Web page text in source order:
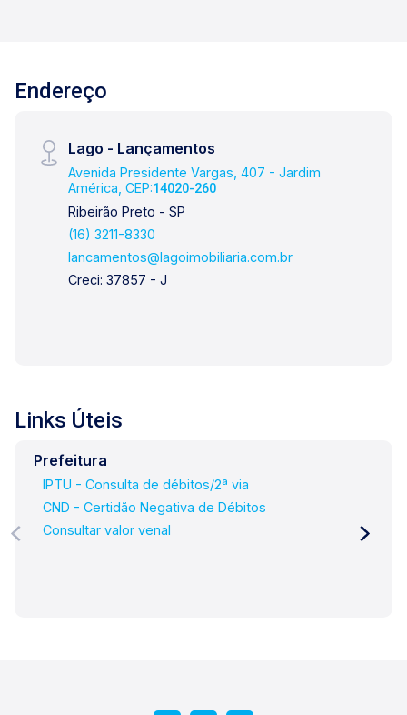
Endereço
Lago - Lançamentos
Avenida Presidente Vargas, 407 - Jardim
América, CEP:14020-260
Ribeirão Preto - SP
(16) 3211-8330
lancamentos@lagoimobiliaria.com.br
Creci: 37857 - J
Links Úteis
Prefeitura
IPTU - Consulta de débitos/2ª via
CND - Certidão Negativa de Débitos
Consultar valor venal